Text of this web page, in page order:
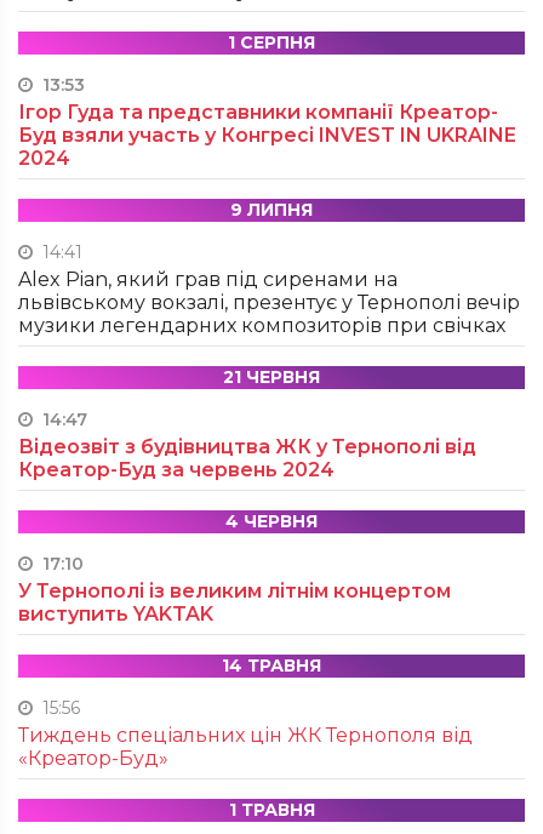
1 СЕРПНЯ
13:53
Ігор Гуда та представники компанії Креатор-
Буд взяли участь у Конгресі INVEST IN UKRAINE
2024
9 ЛИПНЯ
14:41
Alex Pian, який грав під сиренами на
львівському вокзалі, презентує у Тернополі вечір
музики легендарних композиторів при свічках
21 ЧЕРВНЯ
14:47
Відеозвіт з будівництва ЖК у Тернополі від
Креатор-Буд за червень 2024
4 ЧЕРВНЯ
17:10
У Тернополі із великим літнім концертом
виступить YAKTAK
14 ТРАВНЯ
15:56
Тиждень спеціальних цін ЖК Тернополя від
«Креатор-Буд»
1 ТРАВНЯ